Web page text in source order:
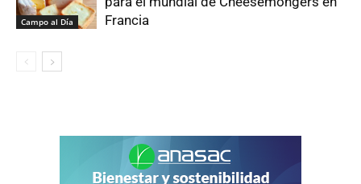
Campo al Día
Francia